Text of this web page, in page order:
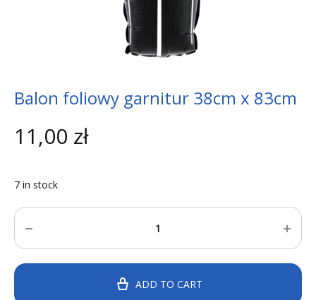
Balon foliowy garnitur 38cm x 83cm
11,00 zł
7 in stock
Quantity
ADD TO CART